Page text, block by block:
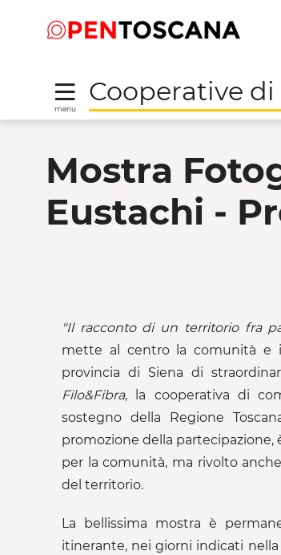
menu
Cooperative di
Mostra
Eustachi -
"Il racconto di un territorio fra
mette al centro la comunità e
provincia di Siena di
Filo&Fibra, la cooperativa di
sostegno della Regione
promozione della partecipazione,
per la comunità, ma rivolto
del territorio.
La bellissima mostra è
itinerante, nei giorni indicati